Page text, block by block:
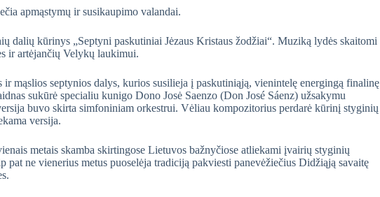
apmąstymų ir susikaupimo valandai.
dalių kūrinys „Septyni paskutiniai Jėzaus Kristaus žodžiai“. Muziką lydės skaitomi
ir artėjančių Velykų laukimui.
mąslios septynios dalys, kurios susilieja į paskutiniąją, vienintelę energingą finalinę
sukūrė specialiu kunigo Dono Josė Saenzo (Don José Sáenz) užsakymu
buvo skirta simfoniniam orkestrui. Vėliau kompozitorius perdarė kūrinį styginių
versija.
metais skamba skirtingose Lietuvos bažnyčiose atliekami įvairių styginių
ne vienerius metus puoselėja tradiciją pakviesti panevėžiečius Didžiąją savaitę